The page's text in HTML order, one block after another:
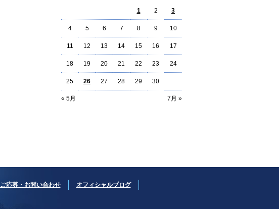
« 5月 7月 »
1 2 3
4 5 6 7 8 9 10
11 12 13 14 15 16 17
18 19 20 21 22 23 24
25 26 27 28 29 30
ご応募・お問い合わせ オフィシャルブログ